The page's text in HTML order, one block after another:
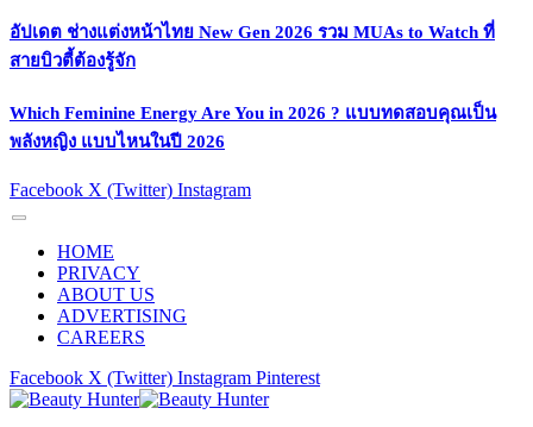
อัปเดต ช่างแต่งหน้าไทย New Gen 2026 รวม MUAs to Watch ที่
สายบิวตี้ต้องรู้จัก
Which Feminine Energy Are You in 2026 ? แบบทดสอบคุณเป็น
พลังหญิง แบบไหนในปี 2026
Facebook X (Twitter) Instagram
HOME
PRIVACY
ABOUT US
ADVERTISING
CAREERS
Facebook X (Twitter) Instagram Pinterest